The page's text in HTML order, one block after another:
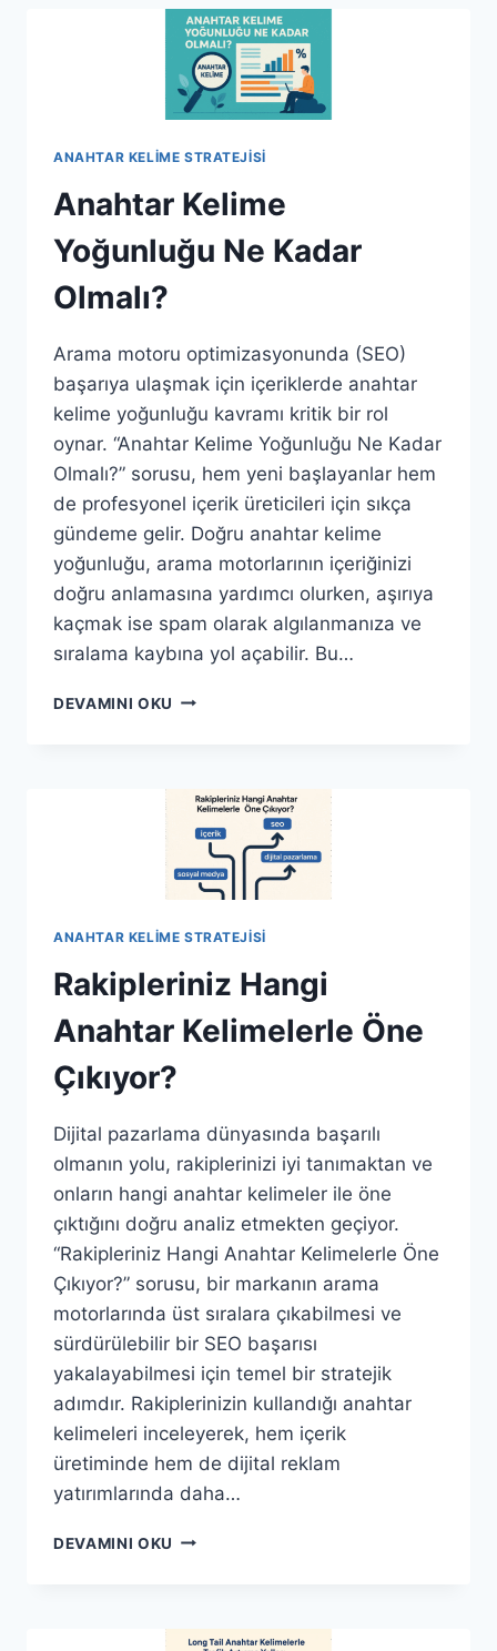
EN
SIK
YAPILAN
5
HATA
ANAHTAR KELIME STRATEJISI
Anahtar Kelime
Yoğunluğu Ne Kadar
Olmalı?
Arama motoru optimizasyonunda (SEO)
başarıya ulaşmak için içeriklerde anahtar
kelime yoğunluğu kavramı kritik bir rol
oynar. “Anahtar Kelime Yoğunluğu Ne Kadar
Olmalı?” sorusu, hem yeni başlayanlar hem
de profesyonel içerik üreticileri için sıkça
gündeme gelir. Doğru anahtar kelime
yoğunluğu, arama motorlarının içeriğinizi
doğru anlamasına yardımcı olurken, aşırıya
kaçmak ise spam olarak algılanmanıza ve
sıralama kaybına yol açabilir. Bu…
DEVAMINI OKU ANAHTAR
OLMALI?
ANAHTAR KELIME STRATEJISI
Rakipleriniz Hangi
Anahtar Kelimelerle Öne
Çıkıyor?
Dijital pazarlama dünyasında başarılı
olmanın yolu, rakiplerinizi iyi tanımaktan ve
onların hangi anahtar kelimeler ile öne
çıktığını doğru analiz etmekten geçiyor.
“Rakipleriniz Hangi Anahtar Kelimelerle Öne
Çıkıyor?” sorusu, bir markanın arama
motorlarında üst sıralara çıkabilmesi ve
sürdürülebilir bir SEO başarısı
yakalayabilmesi için temel bir stratejik
adımdır. Rakiplerinizin kullandığı anahtar
kelimeleri inceleyerek, hem içerik
üretiminde hem de dijital reklam
yatırımlarında daha…
DEVAMINI OKU RAKIPLERINIZ
ÖNE